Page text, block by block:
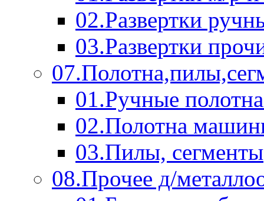
02.Развертки
03.Развертки
01.Ручные
02.Полотна
03.Пилы, сегменты
08.Прочее д/